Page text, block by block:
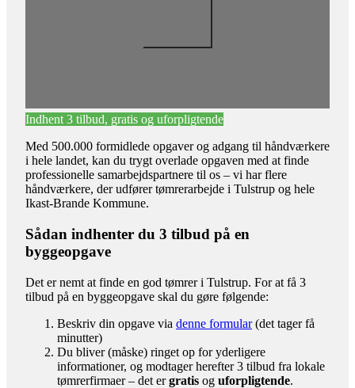
Indhent 3 tilbud, gratis og uforpligtende
Med 500.000 formidlede opgaver og adgang til håndværkere
i hele landet, kan du trygt overlade opgaven med at finde
professionelle samarbejdspartnere til os – vi har flere
håndværkere, der udfører tømrerarbejde i Tulstrup og hele
Ikast-Brande Kommune.
Sådan indhenter du 3 tilbud på en
byggeopgave
Det er nemt at finde en god tømrer i Tulstrup. For at få 3
tilbud på en byggeopgave skal du gøre følgende:
Beskriv din opgave via denne formular(det tager få
minutter)
Du bliver (måske) ringet op for yderligere
informationer, og modtager herefter 3 tilbud fra lokale
tømrerfirmaer – det ergratis og uforpligtende.